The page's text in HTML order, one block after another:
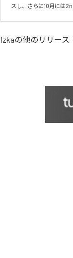
スし、さらに10月には
Izkaの他のリリース